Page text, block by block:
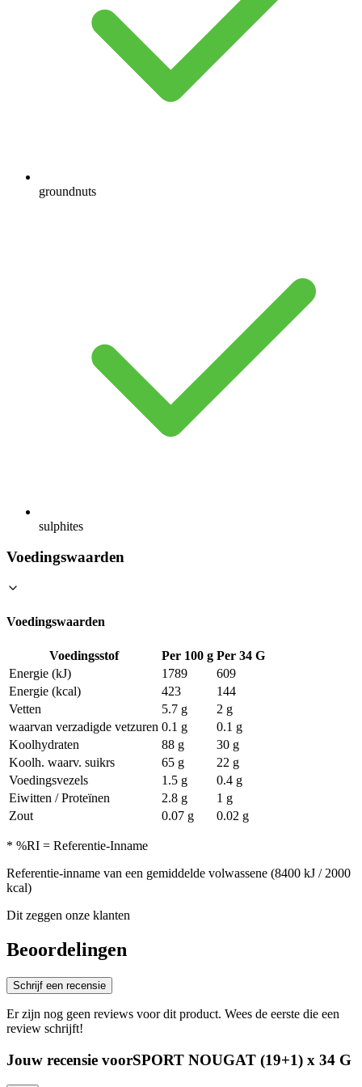
groundnuts
sulphites
Voedingswaarden
Voedingswaarden
Voedingsstof Per 100 g Per 34 G
Energie (kJ)
1789
609
Energie (kcal)
423
144
Vetten
5.7 g
2 g
waarvan verzadigde vetzuren 0.1 g
0.1 g
Koolhydraten
88 g
30 g
Koolh. waarv. suikrs
65 g
22 g
Voedingsvezels
1.5 g
0.4 g
Eiwitten / Proteïnen
2.8 g
1 g
Zout
0.07 g 0.02 g
* %RI = Referentie-Inname
Referentie-inname van een gemiddelde volwassene (8400 kJ / 2000
kcal)
Dit zeggen onze klanten
Beoordelingen
Schrijf een recensie
Er zijn nog geen reviews voor dit product. Wees de eerste die een
review schrijft!
Jouw recensie voorSPORT NOUGAT (19+1) x 34 G